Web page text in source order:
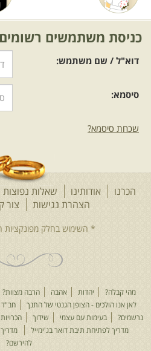
כניסת משתמשים
דוא"ל / שם משתמש:
סיסמא:
שכחת סיסמא?
הכרנו אודותינו שאלות נפוצות
הצהרת נגישות
צור
מהי קבלה? יהדות אהבה הרבה מצוות?
לאן אנו הולכים - הצופן הגנטי של התנך
חב"ד
נרשמים?
בעימות עם עצמי שידוך
מדריך לפתיחת תיבת דואר בג'ימייל
להירשם?